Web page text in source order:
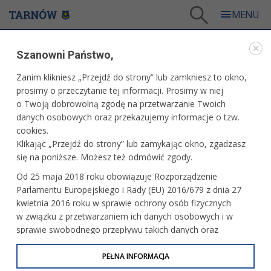
PPPP - Podatkowa Pomoc Prawna dla Przedsiębiorców
WARTO PRZECZYTAĆ
NOWE METODY WALKI Z SZARĄ STREFĄ W TZW.
POLSKIM ŁADZIE
06.12.2021, 14:51 Wydział Rozwoju Gospodarczego
W ustawie o zmianie ustawy o podatku dochodowym od
osób fizyczny, ustawy o podatku dochodowym od osób
prawnych oraz niektórych innych ustaw, która wejdzie
w dniu 1 stycznia 2022 roku, określanej jako tzw. Polski ład,
których głównym celem jest przeciwdziałanie tzw. „szarej
strefie”. Do jednych z takich rozwiązań w ramach pakietu
Szanowni Państwo,
Zanim klikniesz „Przejdź do strony” lub zamkniesz to okno,
prosimy o przeczytanie tej informacji. Prosimy w niej
o Twoją dobrowolną zgodę na przetwarzanie Twoich
danych osobowych oraz przekazujemy informacje o tzw.
cookies.
Klikając „Przejdź do strony” lub zamykając okno, zgadzasz
się na poniższe. Możesz też odmówić zgody.
Od 25 maja 2018 roku obowiązuje Rozporządzenie
Parlamentu Europejskiego i Rady (EU) 2016/679 z dnia 27
kwietnia 2016 roku w sprawie ochrony osób fizycznych
w związku z przetwarzaniem ich danych osobowych i w
sprawie swobodnego przepływu takich danych oraz
uchylenia dyrektywy 95/46/WE (określane jako RODO, GDPR
lub Ogólne Rozporządzenie o Ochronie Danych
PEŁNA INFORMACJA